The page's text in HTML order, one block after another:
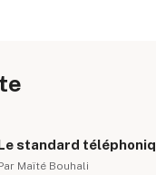
standard
Maïté Bouhali